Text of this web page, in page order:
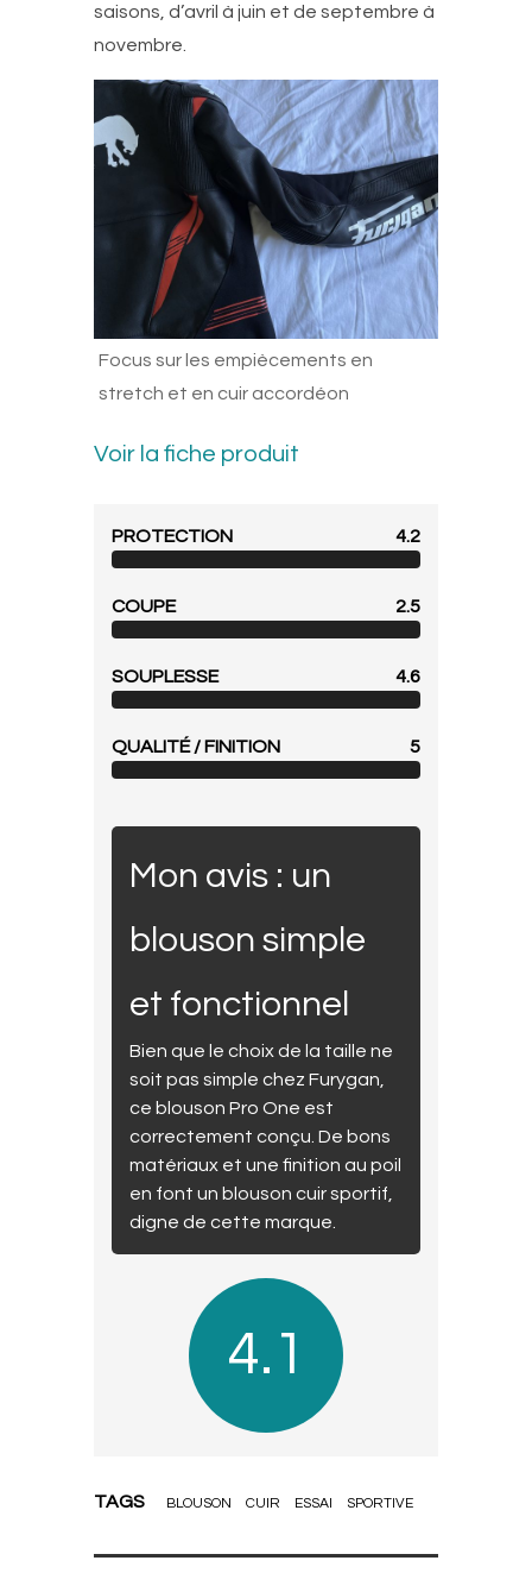
saisons, d’avril à juin et de septembre à
novembre.
Focus sur les empiècements en
stretch et en cuir accordéon
Voir la fiche produit
PROTECTION 4.2
COUPE 2.5
SOUPLESSE 4.6
QUALITÉ / FINITION 5
Mon avis : un
blouson simple
et fonctionnel
Bien que le choix de la taille ne
soit pas simple chez Furygan,
ce blouson Pro One est
correctement conçu. De bons
matériaux et une finition au poil
en font un blouson cuir sportif,
digne de cette marque.
4.1
TAGS BLOUSON CUIR ESSAI SPORTIVE